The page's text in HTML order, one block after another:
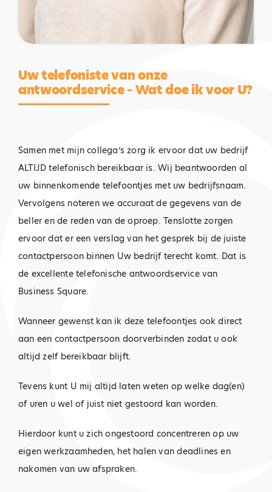
Uw telefoniste van onze
antwoordservice – Wat doe ik voor U?
Samen met mijn collega’s zorg ik ervoor dat uw bedrijf
ALTIJD telefonisch bereikbaar is. Wij beantwoorden al
uw binnenkomende telefoontjes met uw bedrijfsnaam.
Vervolgens noteren we accuraat de gegevens van de
beller en de reden van de oproep. Tenslotte zorgen
ervoor dat er een verslag van het gesprek bij de juiste
contactpersoon binnen Uw bedrijf terecht komt. Dat is
de excellente telefonische antwoordservice van
Business Square.
Wanneer gewenst kan ik deze telefoontjes ook direct
aan een contactpersoon doorverbinden zodat u ook
altijd zelf bereikbaar blijft.
Tevens kunt U mij altijd laten weten op welke dag(en)
of uren u wel of juist niet gestoord kan worden.
Hierdoor kunt u zich ongestoord concentreren op uw
eigen werkzaamheden, het halen van deadlines en
nakomen van uw afspraken.